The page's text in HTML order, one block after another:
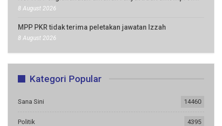
8 August 2026
MPP PKR tidak terima peletakan jawatan Izzah
8 August 2026
Kategori Popular
Sana Sini 14460
Politik 4395